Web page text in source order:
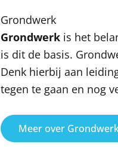
Grondwerk
Grondwerkis het
is dit de basis.
Denk hierbij aan
tegen te gaan en nog
Meer over